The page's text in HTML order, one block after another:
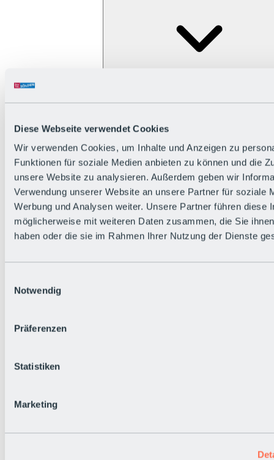
Diese Webseite verwendet Cookies
Wir verwenden Cookies, um Inhalte und Anzeigen zu
Funktionen für soziale Medien anbieten zu können und die
unsere Website zu analysieren. Außerdem geben wir
Verwendung unserer Website an unsere Partner für soziale
Werbung und Analysen weiter. Unsere Partner führen diese
möglicherweise mit weiteren Daten zusammen, die Sie
haben oder die sie im Rahmen Ihrer Nutzung der Dienste
Notwendig
Präferenzen
Statistiken
Marketing
Alle Live-Infos
Wetter
Hüttenstatus
Livecams
Urlaubsregion